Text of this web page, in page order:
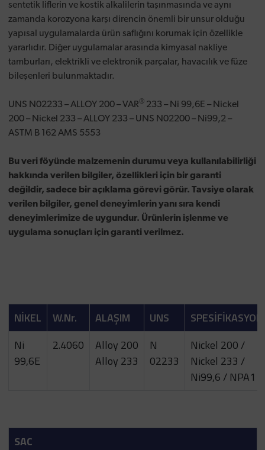
sentetik liflerin ve kostik alkalilerin taşınmasında ve aynı
zamanda korozyona karşı direncin önemli bir unsur olduğu
yapısal uygulamalarda ürün saflığını korumak için özellikle
yararlıdır. Diğer uygulamalar arasında kimyasal nakliye
tamburları, elektrikli ve elektronik parçalar, havacılık ve füze
bileşenleri bulunmaktadır.
UNS N02233 – ALLOY 200 – VAR®233 – Ni 99,6E – Nickel
200 – Nickel 233 – ALLOY 233 – UNS N02200 – Ni99,2 –
ASTM B 162 AMS 5553
Bu veri föyünde malzemenin durumu veya kullanılabilirliği
hakkında verilen bilgiler, özellikleri için bir garanti
değildir, sadece bir açıklama görevi görür. Tavsiye olarak
verilen bilgiler, genel deneyimlerin yanı sıra kendi
deneyimlerimize de uygundur. Ürünlerin işlenme ve
uygulama sonuçları için garanti verilmez.
NİKEL W.Nr. ALAŞIM UNS
SPESİFİKASYON
Ni
99,6E
2.4060
Alloy 200
Alloy 233
N
02233
Nickel 200 /
Nickel 233 /
Ni99,6 / NPA1
SAC